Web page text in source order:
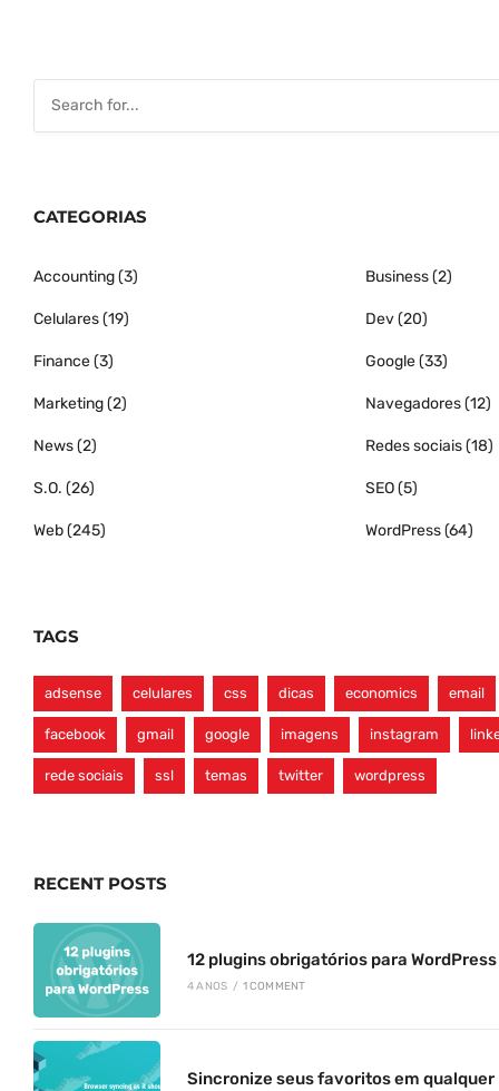
CATEGORIAS
Accounting(3) Business(2)
Celulares(19) Dev(20)
Finance(3) Google(33)
Marketing(2) Navegadores(12)
News(2) Redes sociais(18)
S.O. (26) SEO(5)
Web(245) WordPress(64)
TAGS
adsense celulares css dicas economics email
facebook gmail google imagens instagram
rede sociais ssl temas twitter wordpress
RECENT POSTS
12 plugins obrigatórios para WordPress
4 ANOS / 1 COMMENT
Sincronize seus favoritos em